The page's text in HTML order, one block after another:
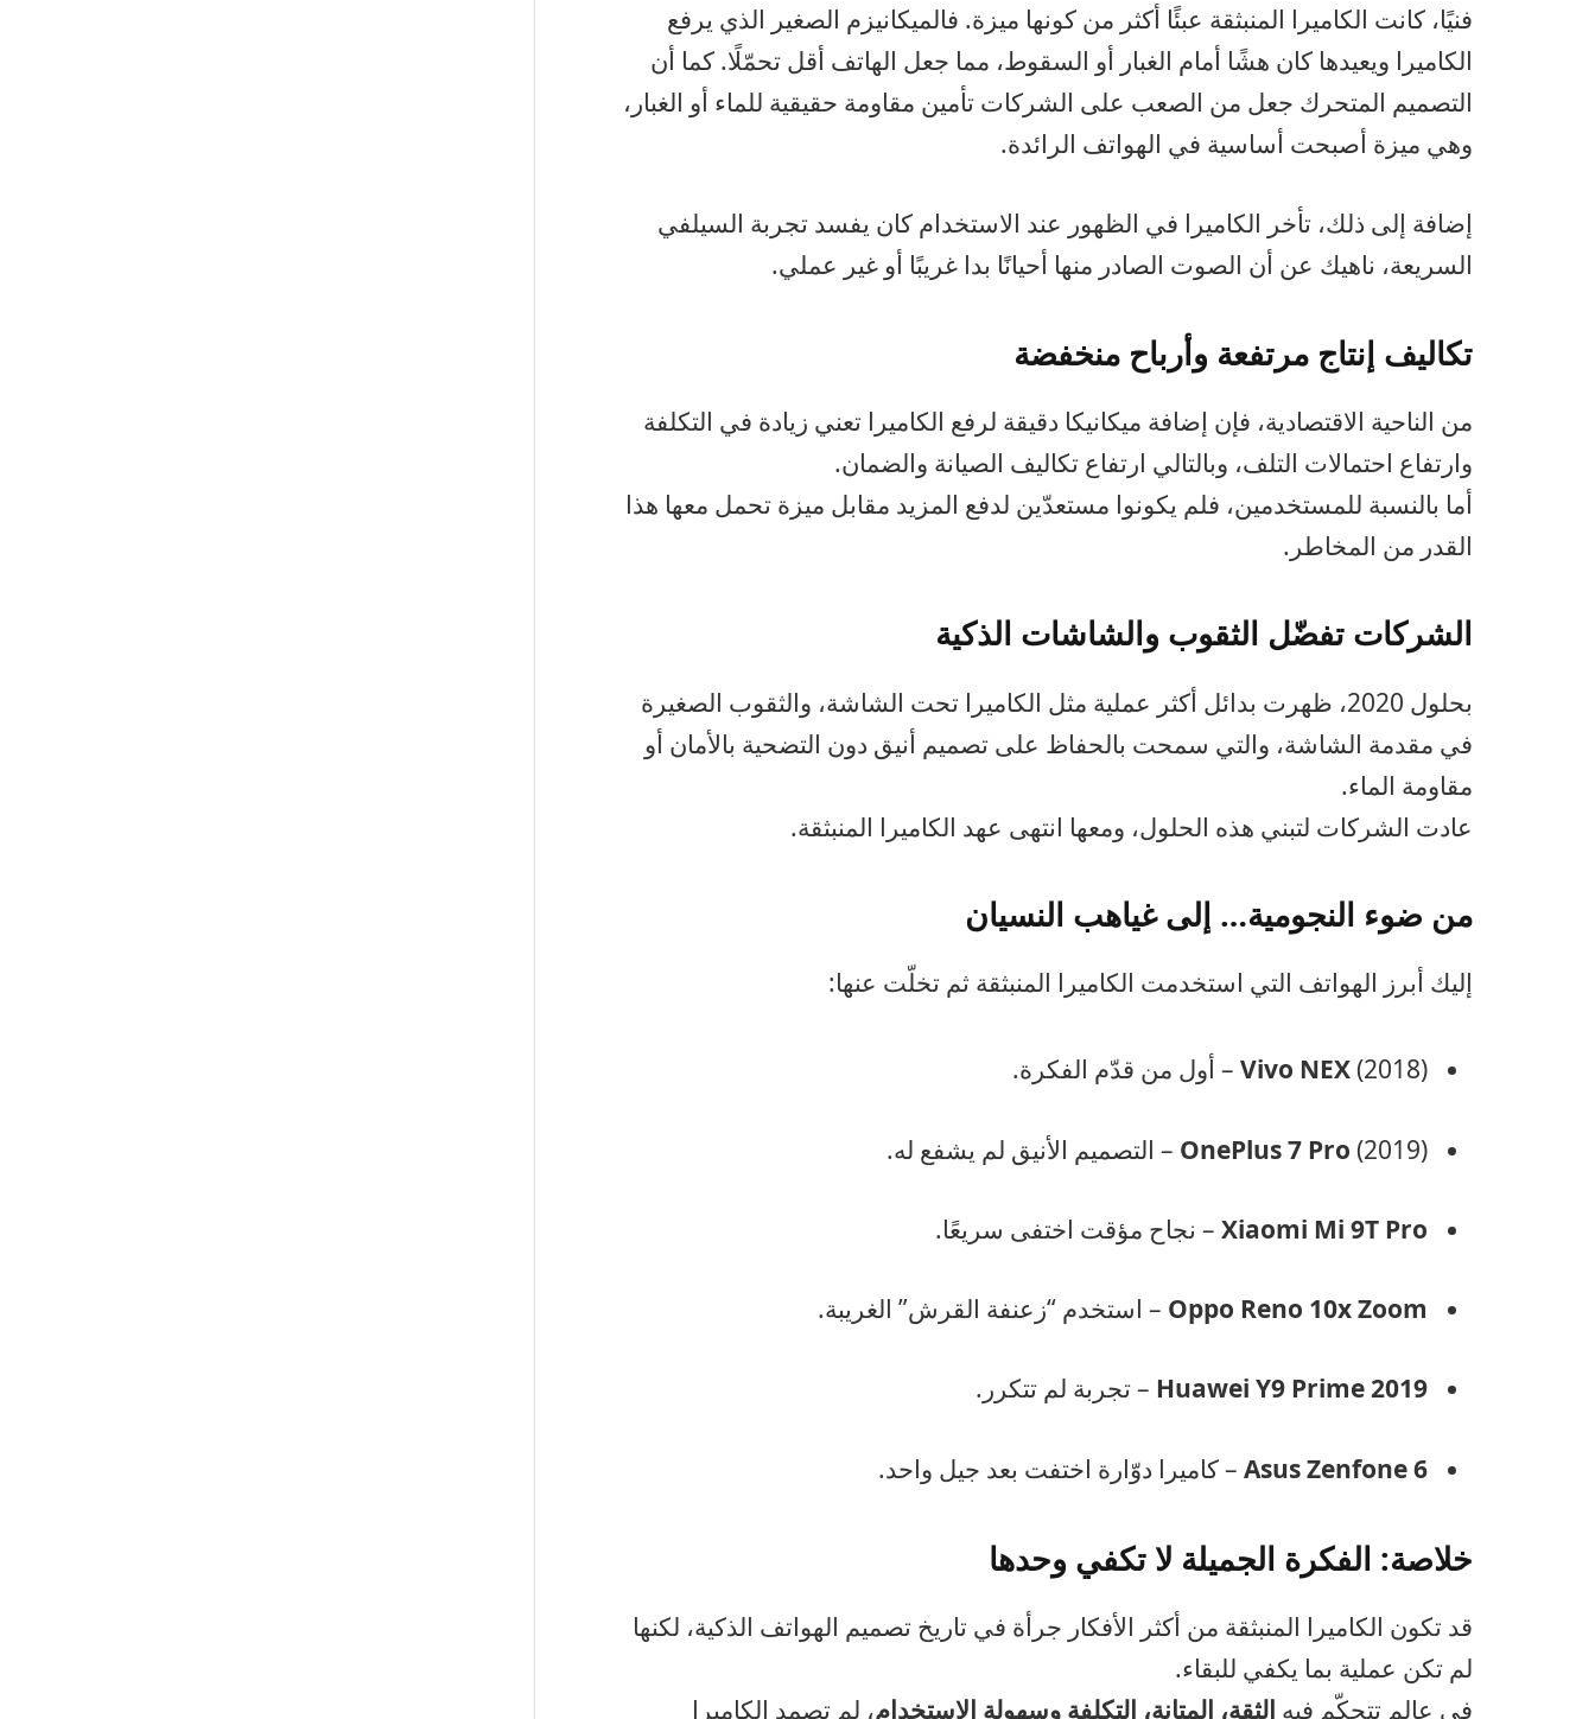
فنيًا، كانت الكاميرا المنبثقة عبئًا أكثر من كونها ميزة. فالميكانيزم الصغير الذي يرفع
الكاميرا ويعيدها كان هشًا أمام الغبار أو السقوط، مما جعل الهاتف أقل تحمّلًا. كما أن
التصميم المتحرك جعل من الصعب على الشركات تأمين مقاومة حقيقية للماء أو الغبار،
وهي ميزة أصبحت أساسية في الهواتف الرائدة.
إضافة إلى ذلك، تأخر الكاميرا في الظهور عند الاستخدام كان يفسد تجربة السيلفي
السريعة، ناهيك عن أن الصوت الصادر منها أحيانًا بدا غريبًا أو غير عملي.
تكاليف إنتاج مرتفعة وأرباح منخفضة
من الناحية الاقتصادية، فإن إضافة ميكانيكا دقيقة لرفع الكاميرا تعني زيادة في التكلفة
وارتفاع احتمالات التلف، وبالتالي ارتفاع تكاليف الصيانة والضمان.
أما بالنسبة للمستخدمين، فلم يكونوا مستعدّين لدفع المزيد مقابل ميزة تحمل معها هذا
القدر من المخاطر.
الشركات تفضّل الثقوب والشاشات الذكية
بحلول 2020، ظهرت بدائل أكثر عملية مثل الكاميرا تحت الشاشة، والثقوب الصغيرة
في مقدمة الشاشة، والتي سمحت بالحفاظ على تصميم أنيق دون التضحية بالأمان أو
مقاومة الماء.
عادت الشركات لتبني هذه الحلول، ومعها انتهى عهد الكاميرا المنبثقة.
من ضوء النجومية… إلى غياهب النسيان
إليك أبرز الهواتف التي استخدمت الكاميرا المنبثقة ثم تخلّت عنها:
Vivo NEX(2018) – أول من قدّم الفكرة.
OnePlus 7 Pro (2019) – التصميم الأنيق لم يشفع له.
Xiaomi Mi 9T Pro – نجاح مؤقت اختفى سريعًا.
Oppo Reno 10x Zoom – استخدم “زعنفة القرش” الغريبة.
Huawei Y9 Prime 2019 – تجربة لم تتكرر.
Asus Zenfone 6 – كاميرا دوّارة اختفت بعد جيل واحد.
خلاصة: الفكرة الجميلة لا تكفي وحدها
قد تكون الكاميرا المنبثقة من أكثر الأفكار جرأة في تاريخ تصميم الهواتف الذكية، لكنها
لم تكن عملية بما يكفي للبقاء.
في عالم تتحكّم فيه الثقة، المتانة، التكلفة وسهولة الاستخدام، لم تصمد الكاميرا